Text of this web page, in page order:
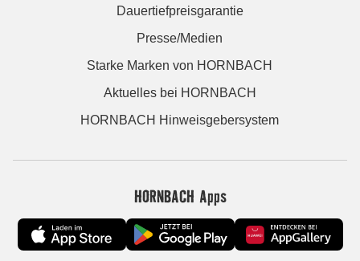
Dauertiefpreisgarantie
Presse/Medien
Starke Marken von HORNBACH
Aktuelles bei HORNBACH
HORNBACH Hinweisgebersystem
HORNBACH Apps